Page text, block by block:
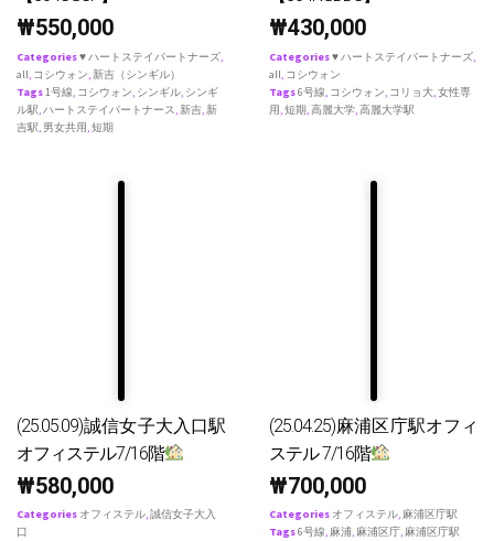
₩550,000
Categories♥ ハートステイパートナーズ,
all, コシウォン,新吉（シンギル）
Tags1号線, コシウォン, シンギル, シンギ
ル駅,ハートステイパートナース,新吉,新
吉駅, 男女共用,短期
₩430,000
Categories♥ ハートステイパートナーズ,
all, コシウォン
Tags6号線, コシウォン, コリョ大,女性専
用,短期,高麗大学,高麗大学駅
(25.05.09)誠信女子大入口駅
オフィステル7/16階
₩580,000
Categories オフィステル,誠信女子大入
口
(25.04.25)麻浦区庁駅オフィ
ステル 7/16階
₩700,000
Categories オフィステル, 麻浦区庁駅
Tags6号線, 麻浦, 麻浦区庁, 麻浦区庁駅